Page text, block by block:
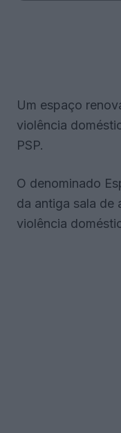
Um espaço
violência
PSP.
O denominado
da antiga sala de
violência